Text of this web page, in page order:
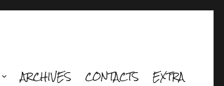
ARCHIVES CONTACTS EXTRA